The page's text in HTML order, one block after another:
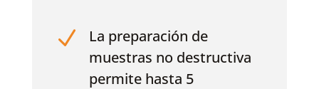
N
La preparación de
muestras no destructiva
permite hasta 5